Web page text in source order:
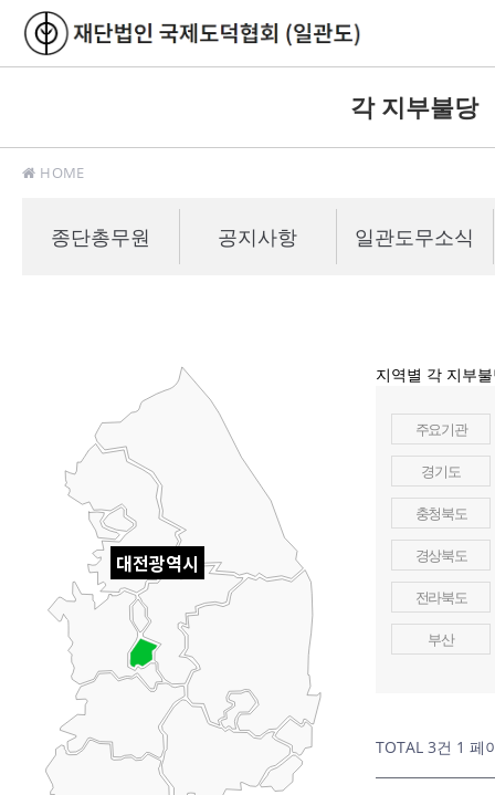
각 지부불당
HOME
종단총무원 공지사항 일관도무소식
대전광역시
지역별 각 지부
주요기관
경기도
충청북도
경상북도
전라북도
부산
TOTAL 3건 1 페